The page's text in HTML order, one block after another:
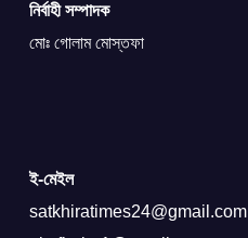
নির্বাহী সম্পাদক
মোঃ গোলাম মোস্তফা
ই-মেইল
satkhiratimes24@gmail.com